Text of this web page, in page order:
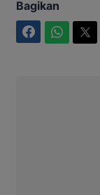
Bagikan